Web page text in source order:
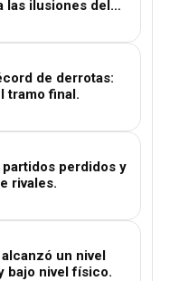
las ilusiones del…
de derrotas:
tramo final.
partidos perdidos y
rivales.
un nivel
bajo nivel físico.